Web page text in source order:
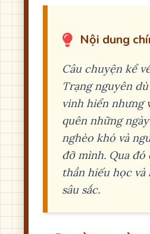
Nội dung
Câu chuyện kể
Trạng nguyên
vinh hiển nhưng
quên những
nghèo khó và
đỡ mình. Qua
thần hiếu học
sâu sắc.